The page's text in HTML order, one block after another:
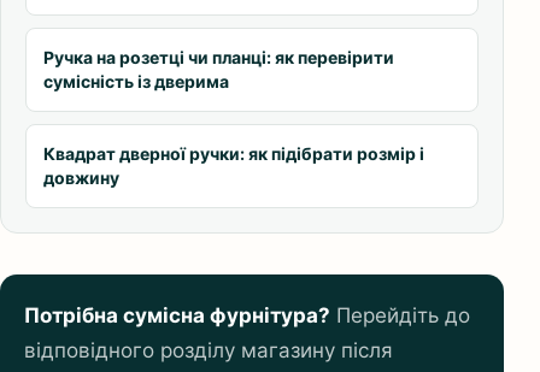
Ручка на розетці чи планці: як перевірити
сумісність із дверима
Квадрат дверної ручки: як підібрати розмір і
довжину
Потрібна сумісна фурнітура? Перейдіть до
відповідного розділу магазину після